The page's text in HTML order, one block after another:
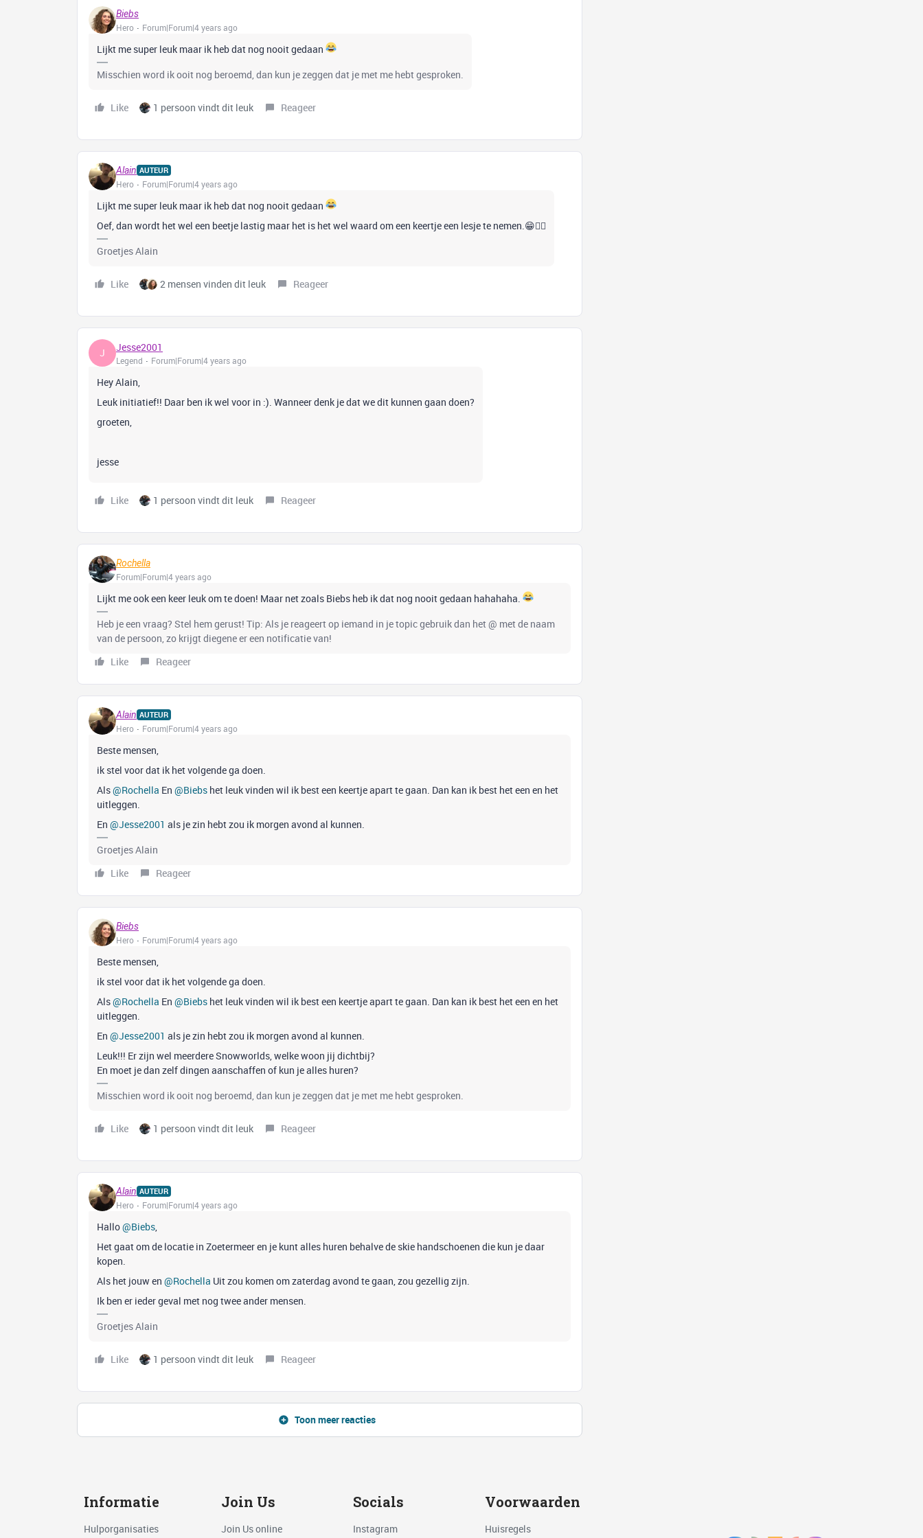
Biebs
Hero
Forum|Forum|4 years ago
Lijkt me super leuk maar ik heb dat nog nooit gedaan
Misschien word ik ooit nog beroemd, dan kun je zeggen dat je met me hebt gesproken.
Like 1 persoon vindt dit leuk Reageer
Alain AUTEUR
Hero Forum|Forum|4 years ago
Lijkt me super leuk maar ik heb dat nog nooit gedaan
Oef, dan wordt het wel een beetje lastig maar het is het wel waard om een keertje een lesje te nemen.😁👍🏻
Groetjes Alain
Like 2 mensen vinden dit leuk Reageer
J Jesse2001
Legend Forum|Forum|4 years ago
Hey Alain,
Leuk initiatief!! Daar ben ik wel voor in :). Wanneer denk je dat we dit kunnen gaan doen?
groeten,
jesse
Like 1 persoon vindt dit leuk Reageer
Rochella
Forum|Forum|4 years ago
Lijkt me ook een keer leuk om te doen! Maar net zoals Biebs heb ik dat nog nooit gedaan hahahaha.
Heb je een vraag? Stel hem gerust! Tip: Als je reageert op iemand in je topic gebruik dan het @ met de naam
van de persoon, zo krijgt diegene er een notificatie van!
Like
Reageer
Alain AUTEUR
Hero Forum|Forum|4 years ago
Beste mensen,
ik stel voor dat ik het volgende ga doen.
Als@Rochella En @Biebs het leuk vinden wil ik best een keertje apart te gaan. Dan kan ik best het een en het
uitleggen.
En @Jesse2001 als je zin hebt zou ik morgen avond al kunnen.
Groetjes Alain
Like
Reageer
Biebs
Hero
Forum|Forum|4 years ago
Beste mensen,
ik stel voor dat ik het volgende ga doen.
Als@Rochella En @Biebs het leuk vinden wil ik best een keertje apart te gaan. Dan kan ik best het een en het
uitleggen.
En @Jesse2001 als je zin hebt zou ik morgen avond al kunnen.
Leuk!!! Er zijn wel meerdere Snowworlds, welke woon jij dichtbij?
En moet je dan zelf dingen aanschaffen of kun je alles huren?
Misschien word ik ooit nog beroemd, dan kun je zeggen dat je met me hebt gesproken.
Like 1 persoon vindt dit leuk Reageer
Alain AUTEUR
Hero Forum|Forum|4 years ago
Hallo@Biebs,
Het gaat om de locatie in Zoetermeer en je kunt alles huren behalve de skie handschoenen die kun je daar
kopen.
Als het jouw en @Rochella Uit zou komen om zaterdag avond te gaan, zou gezellig zijn.
Ik ben er ieder geval met nog twee ander mensen.
Groetjes Alain
Like 1 persoon vindt dit leuk Reageer
Toon meer reacties
Informatie
Hulporganisaties
Join Us
Join Us online
Socials
Instagram
Voorwaarden
Huisregels